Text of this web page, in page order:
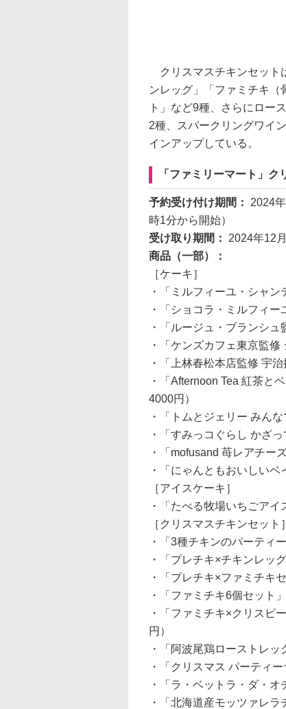
クリスマスチキンセット
ンレッグ」「ファミチキ（
ト」など9種、さらにロー
2種、スパークリングワイ
インアップしている。
「ファミリーマート」ク
予約受け付け期間： 2024
時1分から開始）
受け取り期間： 2024年12
商品（一部）：
［ケーキ］
・「ミルフィーユ・シャン
・「ショコラ・ミルフィー
・「ルージュ・ブランシ
・「ケンズカフェ東京監修
・「上林春松本店監修 宇
・「Afternoon Tea 紅茶と
4000円）
・「トムとジェリー みん
・「すみっコぐらし かざ
・「mofusand 苺レアチー
・「にゃんともおいしい
［アイスケーキ］
・「たべる牧場いちごアイ
［クリスマスチキンセット］
・「3種チキンのパーティ
・「プレチキ×チキンレッ
・「プレチキ×ファミチキ
・「ファミチキ6個セット
・「ファミチキ×クリスピ
円）
・「阿波尾鶏ローストレッ
・「クリスマス パーティ
・「ラ・ベットラ・ダ・
・「北海道産モッツァレ